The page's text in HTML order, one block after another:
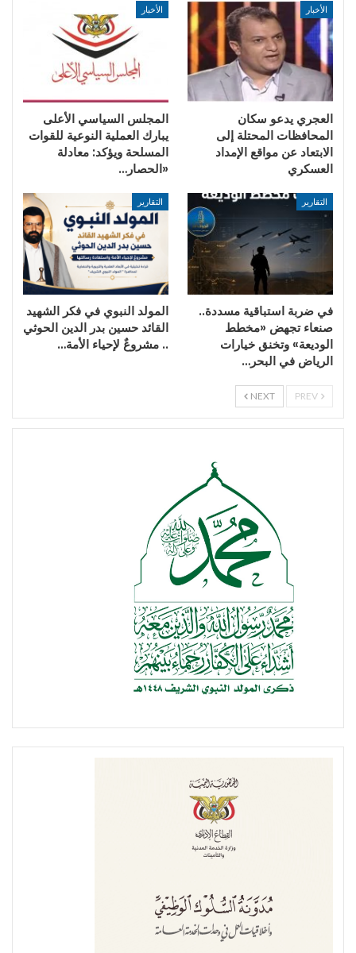
الأخبار
العجري يدعو سكان
المحافظات المحتلة إلى
الابتعاد عن مواقع الإمداد
العسكري
الأخبار
المجلس السياسي الأعلى
يبارك العملية النوعية للقوات
المسلحة ويؤكد: معادلة
«الحصار…
التقارير
في ضربة استباقية مسددة..
صنعاء تجهض «مخطط
الوديعة» وتخنق خيارات
الرياض في البحر…
التقارير
المولد النبوي في فكر الشهيد
القائد حسين بدر الدين الحوثي
.. مشروعٌ لإحياء الأمة…
NEXT